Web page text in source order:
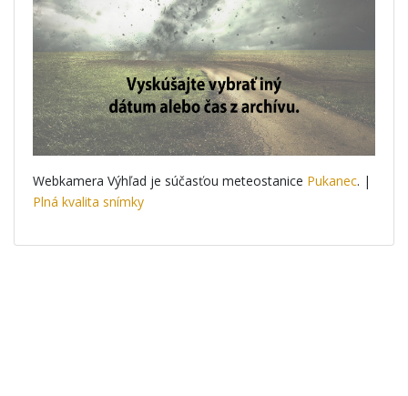
Webkamera Výhľad je súčasťou meteostanice Pukanec. |
Plná kvalita snímky